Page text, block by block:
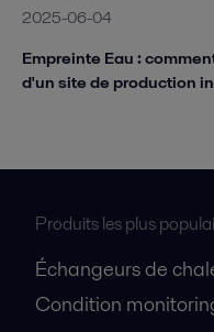
2025-06-04
Empreinte Eau :
d'un site de production
Produits les plus
Échangeurs de
Condition